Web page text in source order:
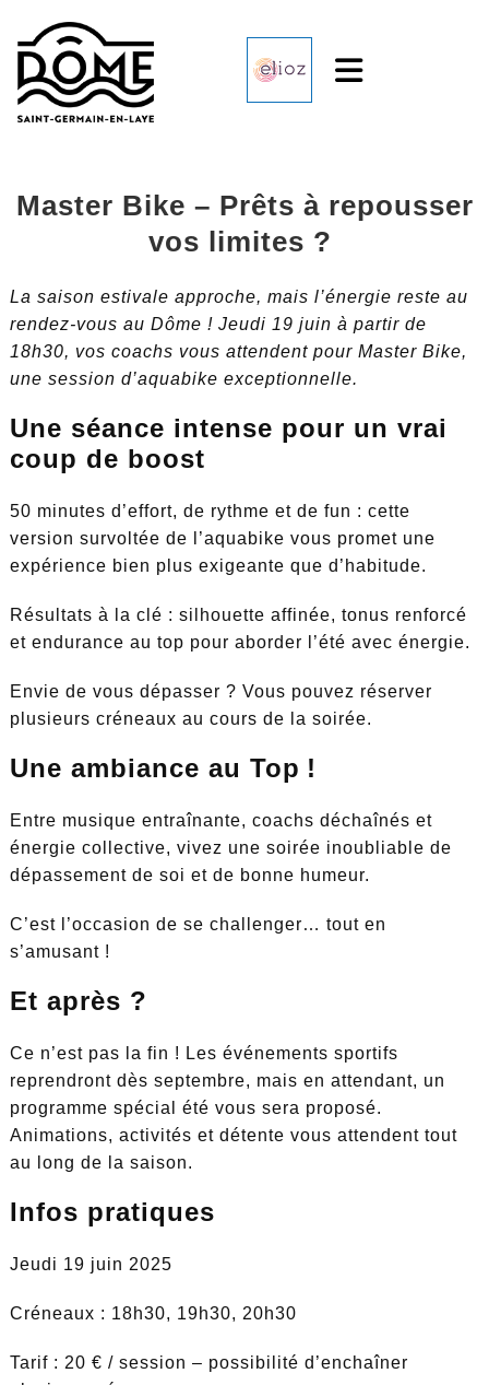
contenu
Master Bike – Prêts à repousser
vos limites ?
La saison estivale approche, mais l’énergie reste au
rendez-vous au Dôme ! Jeudi 19 juin à partir de
18h30, vos coachs vous attendent pour Master Bike,
une session d’aquabike exceptionnelle.
Une séance intense pour un vrai
coup de boost
50 minutes d’effort, de rythme et de fun : cette
version survoltée de l’aquabike vous promet une
expérience bien plus exigeante que d’habitude.
Résultats à la clé : silhouette affinée, tonus renforcé
et endurance au top pour aborder l’été avec énergie.
Envie de vous dépasser ? Vous pouvez réserver
plusieurs créneaux au cours de la soirée.
Une ambiance au Top !
Entre musique entraînante, coachs déchaînés et
énergie collective, vivez une soirée inoubliable de
dépassement de soi et de bonne humeur.
C’est l’occasion de se challenger… tout en
s’amusant !
Et après ?
Ce n’est pas la fin ! Les événements sportifs
reprendront dès septembre, mais en attendant, un
programme spécial été vous sera proposé.
Animations, activités et détente vous attendent tout
au long de la saison.
Infos pratiques
Jeudi 19 juin 2025
Créneaux : 18h30, 19h30, 20h30
Tarif : 20 € / session – possibilité d’enchaîner